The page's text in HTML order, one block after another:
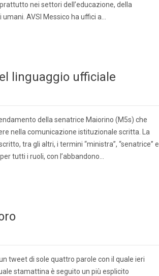
nei settori dell’educazione, della
AVSI Messico ha uffici a…
linguaggio ufficiale
della senatrice Maiorino (M5s) che
nella comunicazione istituzionale scritta. La
tra gli altri, i termini “ministra”, “senatrice” e
tutti i ruoli, con l’abbandono…
tweet di sole quattro parole con il quale ieri
stamattina è seguito un più esplicito